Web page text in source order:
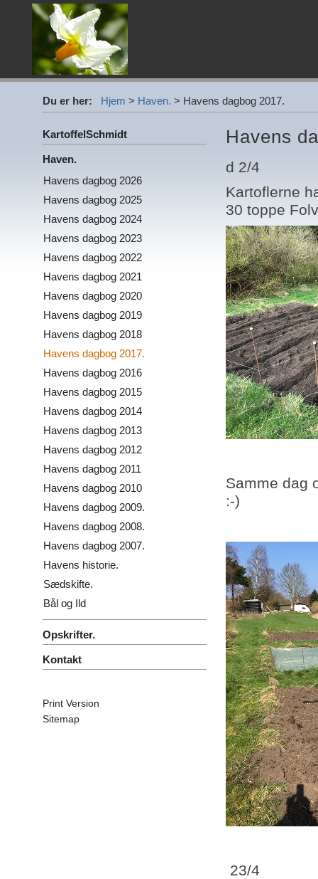
Du er her: Hjem > Haven. > Havens dagbog 2017.
KartoffelSchmidt
Haven.
Havens dagbog 2026
Havens dagbog 2025
Havens dagbog 2024
Havens dagbog 2023
Havens dagbog 2022
Havens dagbog 2021
Havens dagbog 2020
Havens dagbog 2019
Havens dagbog 2018
Havens dagbog 2017.
Havens dagbog 2016
Havens dagbog 2015
Havens dagbog 2014
Havens dagbog 2013
Havens dagbog 2012
Havens dagbog 2011
Havens dagbog 2010
Havens dagbog 2009.
Havens dagbog 2008.
Havens dagbog 2007.
Havens historie.
Sædskifte.
Bål og Ild
Opskrifter.
Kontakt
Print Version
Sitemap
Havens
d 2/4
Kartoflerne
30 toppe
Samme dag
:-)
23/4